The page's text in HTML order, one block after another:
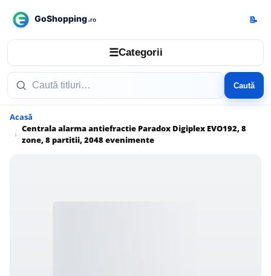
☰Categorii
Caută
📝
Acasă
Centrala alarma antiefractie Paradox Digiplex EVO192, 8
zone, 8 partitii, 2048 evenimente